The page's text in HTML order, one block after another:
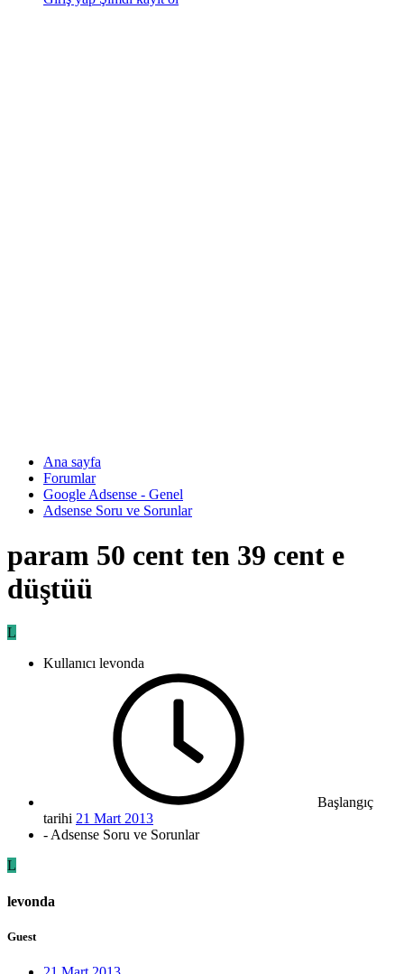
Ana sayfa
Forumlar
Google Adsense - Genel
Adsense Soru ve Sorunlar
param 50 cent ten 39 cent e
düştüü
L
Kullanıcı levonda
Başlangıç
tarihi 21 Mart 2013
- Adsense Soru ve Sorunlar
L
levonda
Guest